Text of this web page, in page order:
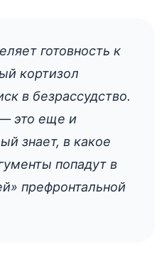
готовность к
кортизол
в безрассудство.
это еще и
знает, в какое
попадут в
префронтальной